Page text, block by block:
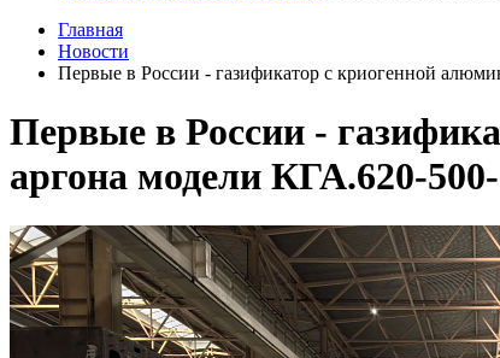
Главная
Новости
Первые в России - газификатор с криогенной
Первые в России -
аргона модели